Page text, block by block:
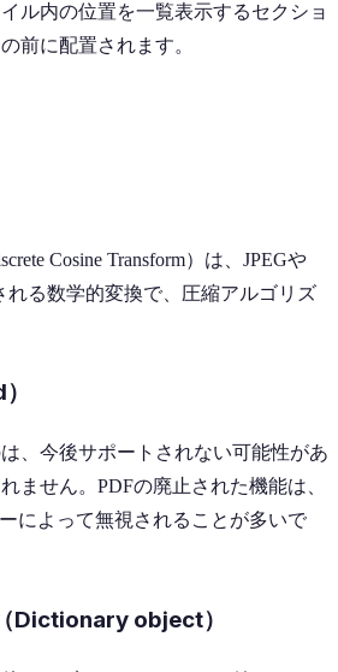
ル内の位置を一覧表示するセクショ
前に配置されます。
Cosine Transform）は、JPEGや
れる数学的変換で、圧縮アルゴリズ
、今後サポートされない可能性があ
ません。PDFの廃止された機能は、
によって無視されることが多いで
Dictionary object）